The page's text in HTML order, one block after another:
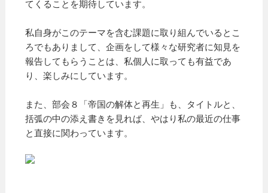
てくることを期待しています。
私自身がこのテーマを含む課題に取り組んでいるとこ
ろでもありまして、企画をして様々な研究者に知見を
報告してもらうことは、私個人に取っても有益であ
り、楽しみにしています。
また、部会８「帝国の解体と再生」も、タイトルと、
括弧の中の添え書きを見れば、やはり私の最近の仕事
と直接に関わっています。